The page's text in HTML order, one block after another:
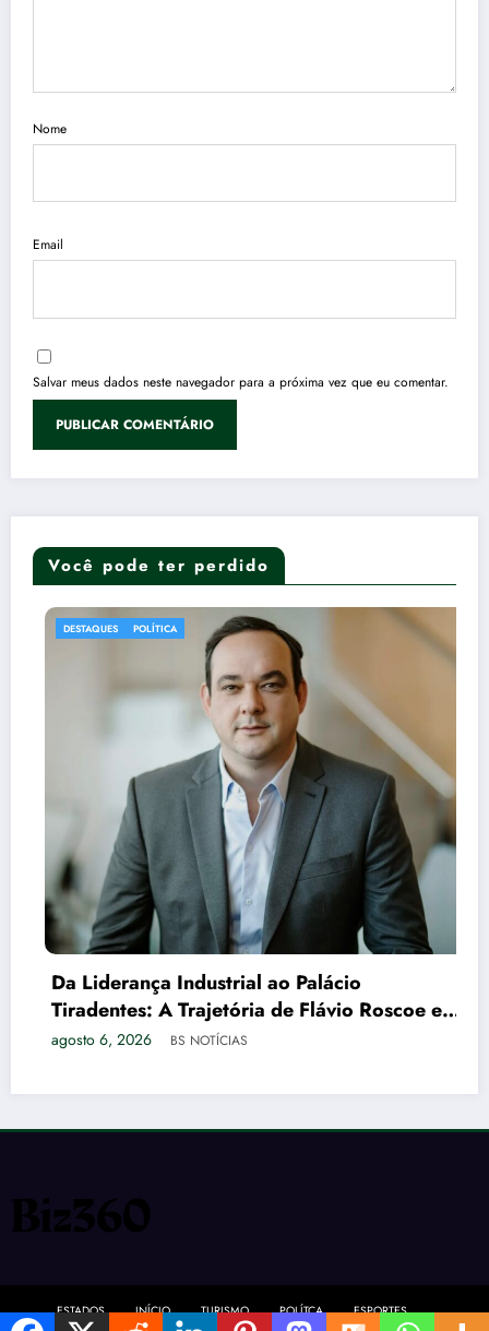
Nome
Email
Salvar meus dados neste navegador para a próxima vez que eu comentar.
Você pode ter perdido
DESTAQUES POLÍTICA
Da Liderança Industrial ao Palácio
Tiradentes: A Trajetória de Flávio Roscoe e o
Xadrez do Vice no PL
agosto 6, 2026 BS NOTÍCIAS
ESTADOS INÍCIO TURISMO POLÍTCA
ESPORTES